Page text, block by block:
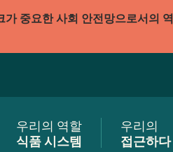
중요한 사회 안전망으로서의 역
우리의 역할
식품 시스템
우리의
접근하다